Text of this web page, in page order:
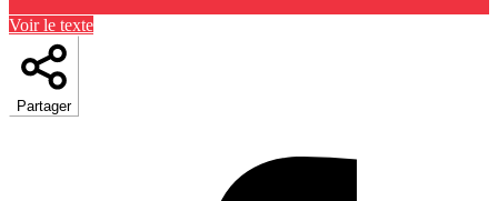
Voir le texte
Partager